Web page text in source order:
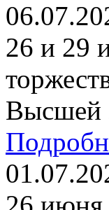
26 и 29
Высшей